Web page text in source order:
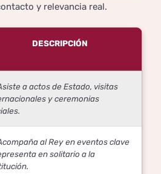
y relevancia real.
DESCRIPCIÓN
a actos de Estado, visitas
y ceremonias
al Rey en eventos clave
en solitario a la